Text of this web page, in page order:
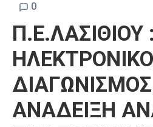
Ψηφιακές
Επικοινωνία
0
Π.Ε.ΛΑΣΙΘΙΟΥ :
ΑΝΑΔΕΙΞΗ